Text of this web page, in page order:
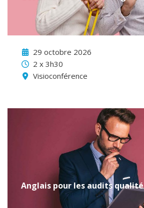
29 octobre 2026
2 x 3h30
Visioconférence
Anglais pour les audits qualité